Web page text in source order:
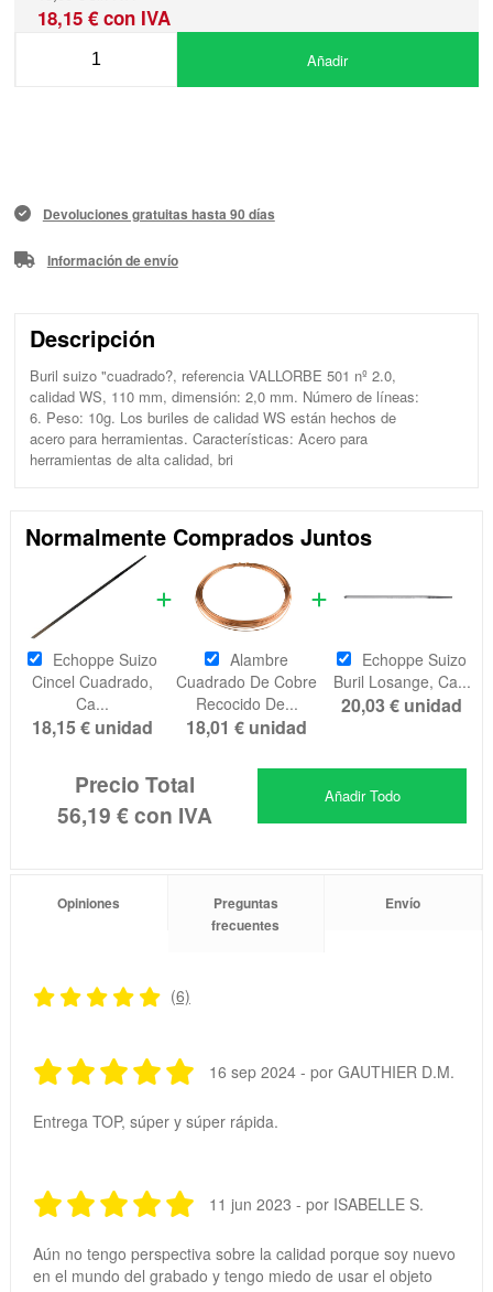
18,15 € con IVA
Añadir
Devoluciones gratuitas hasta 90 días
Información de envío
Descripción
Buril suizo "cuadrado?, referencia VALLORBE 501 nº 2.0,
calidad WS, 110 mm, dimensión: 2,0 mm. Número de líneas:
6. Peso: 10g. Los buriles de calidad WS están hechos de
acero para herramientas. Características: Acero para
herramientas de alta calidad, bri
Normalmente Comprados Juntos
Echoppe Suizo
Cincel Cuadrado,
Ca...
18,15 € unidad
Alambre
Cuadrado De Cobre
Recocido De...
18,01 € unidad
Echoppe Suizo
Buril Losange, Ca...
20,03 € unidad
Precio Total
56,19 €con IVA
Añadir Todo
Opiniones
Preguntas
frecuentes
Envío
(6)
16 sep 2024 - por GAUTHIER D.M.
Entrega TOP, súper y súper rápida.
11 jun 2023 - por ISABELLE S.
Aún no tengo perspectiva sobre la calidad porque soy nuevo
en el mundo del grabado y tengo miedo de usar el objeto